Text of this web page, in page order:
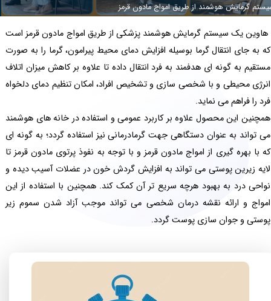
گرمایش هوشمند از طریق امواج مادون قرمز
هاوین یک سیستم گرمایش هوشمند پزشکی از طریق امواج مادون قرمز است
که به جای انتقال گرما بوسیله افزایش دمای محیط پیرامون، گرما را به صورت
مستقیم به گونه ای هدفمند به فرد انتقال داده تا علاوه بر کاهش میزان اتلاف
انرژی محیطی و با شخصی سازی و تشخیص افراد، امکان تنظیم دمای دلخواه
فرد را فراهم می نماید.
همچنین این محصول علاوه بر کاربرد عمومی و استفاده در خانه های هوشمند
می تواند به عنوان دستگاهی جهت گرمادرمانی نیز استفاده گردد؛ به گونه ای
که با بهره گیری از امواج مادون قرمز و با توجه به نفوذ پرتوی مادون قرمز تا
لایه زیرین پوستی می تواند به افزایش گردش خون در عضلات آسیب دیده و
نواحی درد به بهبود هرچه سریع تر آن کمک کند. همچنین با استفاده از این
امواج و ارائه نقشه درمان شخصی می تواند موجب آزاد شدن سموم زیر
پوستی و جوان سازی پوست گردد.